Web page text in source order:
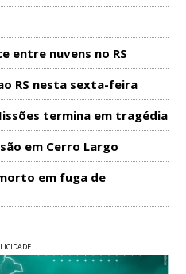
entre nuvens no RS
RS nesta sexta-feira
termina em tragédia
em Cerro Largo
em fuga de